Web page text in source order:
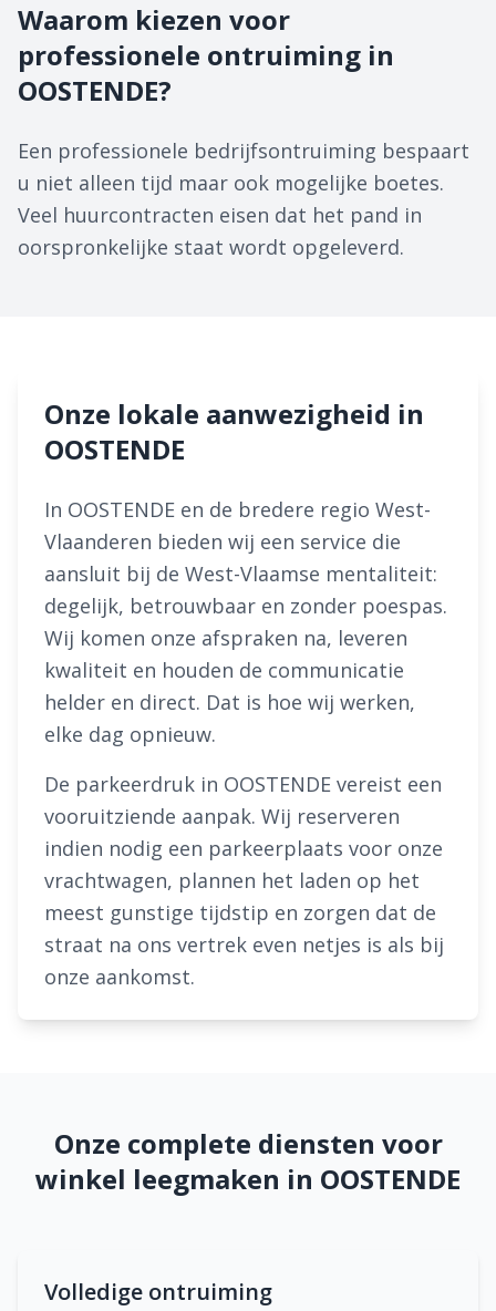
Waarom kiezen voor
professionele ontruiming in
OOSTENDE?
Een professionele bedrijfsontruiming bespaart
u niet alleen tijd maar ook mogelijke boetes.
Veel huurcontracten eisen dat het pand in
oorspronkelijke staat wordt opgeleverd.
Onze lokale aanwezigheid in
OOSTENDE
In OOSTENDE en de bredere regio West-
Vlaanderen bieden wij een service die
aansluit bij de West-Vlaamse mentaliteit:
degelijk, betrouwbaar en zonder poespas.
Wij komen onze afspraken na, leveren
kwaliteit en houden de communicatie
helder en direct. Dat is hoe wij werken,
elke dag opnieuw.
De parkeerdruk in OOSTENDE vereist een
vooruitziende aanpak. Wij reserveren
indien nodig een parkeerplaats voor onze
vrachtwagen, plannen het laden op het
meest gunstige tijdstip en zorgen dat de
straat na ons vertrek even netjes is als bij
onze aankomst.
Onze complete diensten voor
winkel leegmaken in OOSTENDE
Volledige ontruiming